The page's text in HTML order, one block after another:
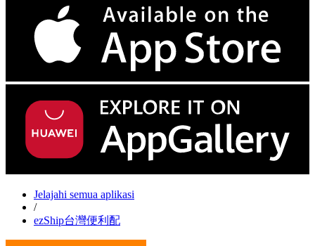
Jelajahi semua aplikasi
/
ezShip台灣便利配